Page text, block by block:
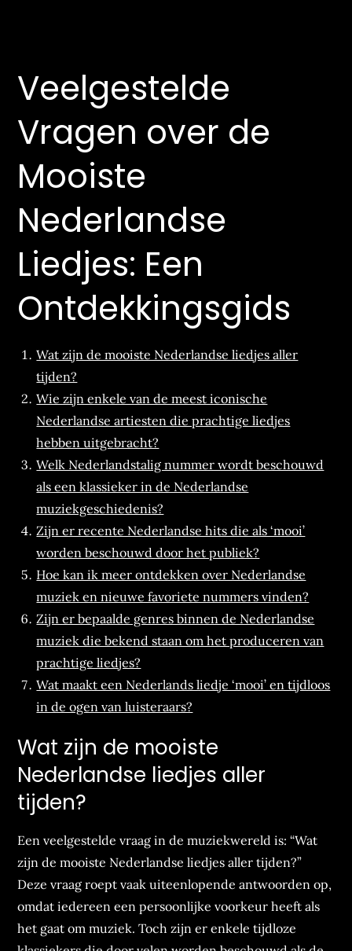
Veelgestelde
Vragen over de
Mooiste
Nederlandse
Liedjes: Een
Ontdekkingsgids
Wat zijn de mooiste Nederlandse liedjes aller
tijden?
Wie zijn enkele van de meest iconische
Nederlandse artiesten die prachtige liedjes
hebben uitgebracht?
Welk Nederlandstalig nummer wordt beschouwd
als een klassieker in de Nederlandse
muziekgeschiedenis?
Zijn er recente Nederlandse hits die als ‘mooi’
worden beschouwd door het publiek?
Hoe kan ik meer ontdekken over Nederlandse
muziek en nieuwe favoriete nummers vinden?
Zijn er bepaalde genres binnen de Nederlandse
muziek die bekend staan om het produceren van
prachtige liedjes?
Wat maakt een Nederlands liedje ‘mooi’ en tijdloos
in de ogen van luisteraars?
Wat zijn de mooiste
Nederlandse liedjes aller
tijden?
Een veelgestelde vraag in de muziekwereld is: “Wat
zijn de mooiste Nederlandse liedjes aller tijden?”
Deze vraag roept vaak uiteenlopende antwoorden op,
omdat iedereen een persoonlijke voorkeur heeft als
het gaat om muziek. Toch zijn er enkele tijdloze